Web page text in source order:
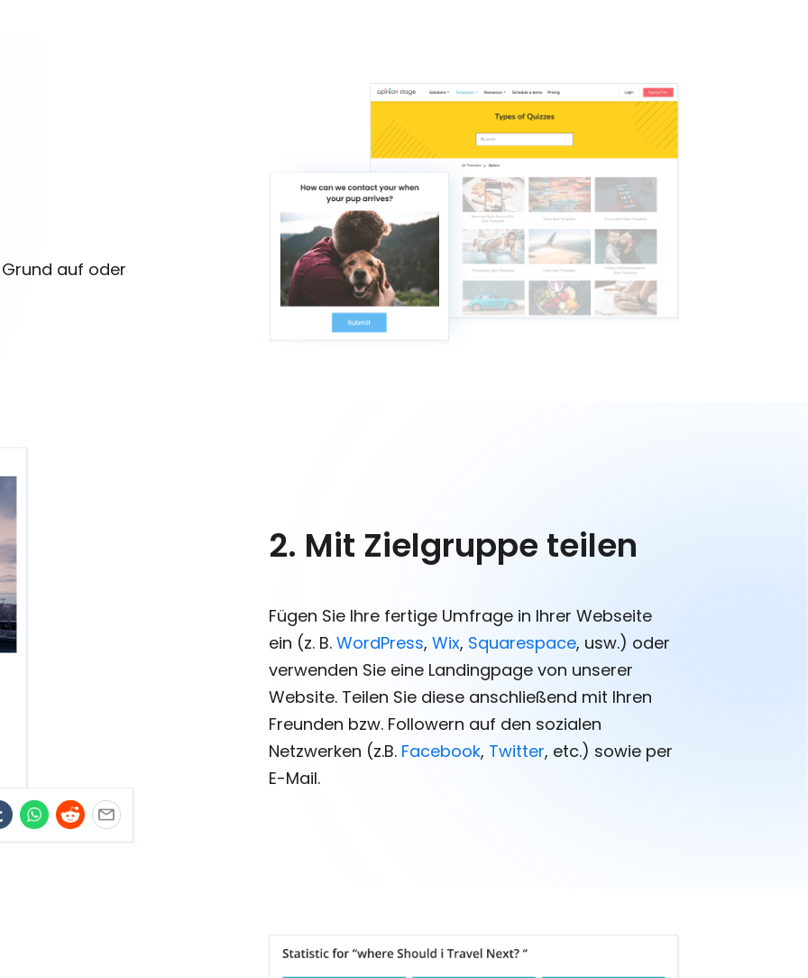
auf oder
2. Mit Zielgruppe teilen
Fügen Sie Ihre fertige Umfrage in Ihrer Webseite
ein (z. B.WordPress,Wix, Squarespace, usw.) oder
verwenden Sie eine Landingpage von unserer
Website. Teilen Sie diese anschließend mit Ihren
Freunden bzw. Followern auf den sozialen
Netzwerken (z.B. Facebook, Twitter, etc.) sowie per
E-Mail.